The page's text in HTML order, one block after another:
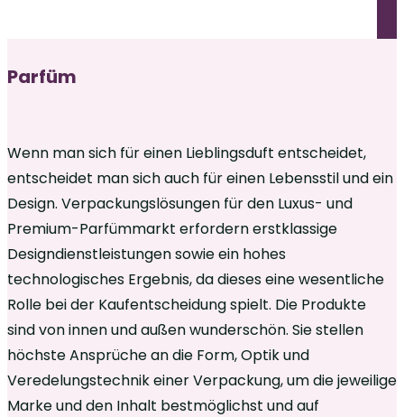
Parfüm
Wenn man sich für einen Lieblingsduft entscheidet,
entscheidet man sich auch für einen Lebensstil und ein
Design. Verpackungslösungen für den Luxus- und
Premium-Parfümmarkt erfordern erstklassige
Designdienstleistungen sowie ein hohes
technologisches Ergebnis, da dieses eine wesentliche
Rolle bei der Kaufentscheidung spielt. Die Produkte
sind von innen und außen wunderschön. Sie stellen
höchste Ansprüche an die Form, Optik und
Veredelungstechnik einer Verpackung, um die jeweilige
Marke und den Inhalt bestmöglichst und auf